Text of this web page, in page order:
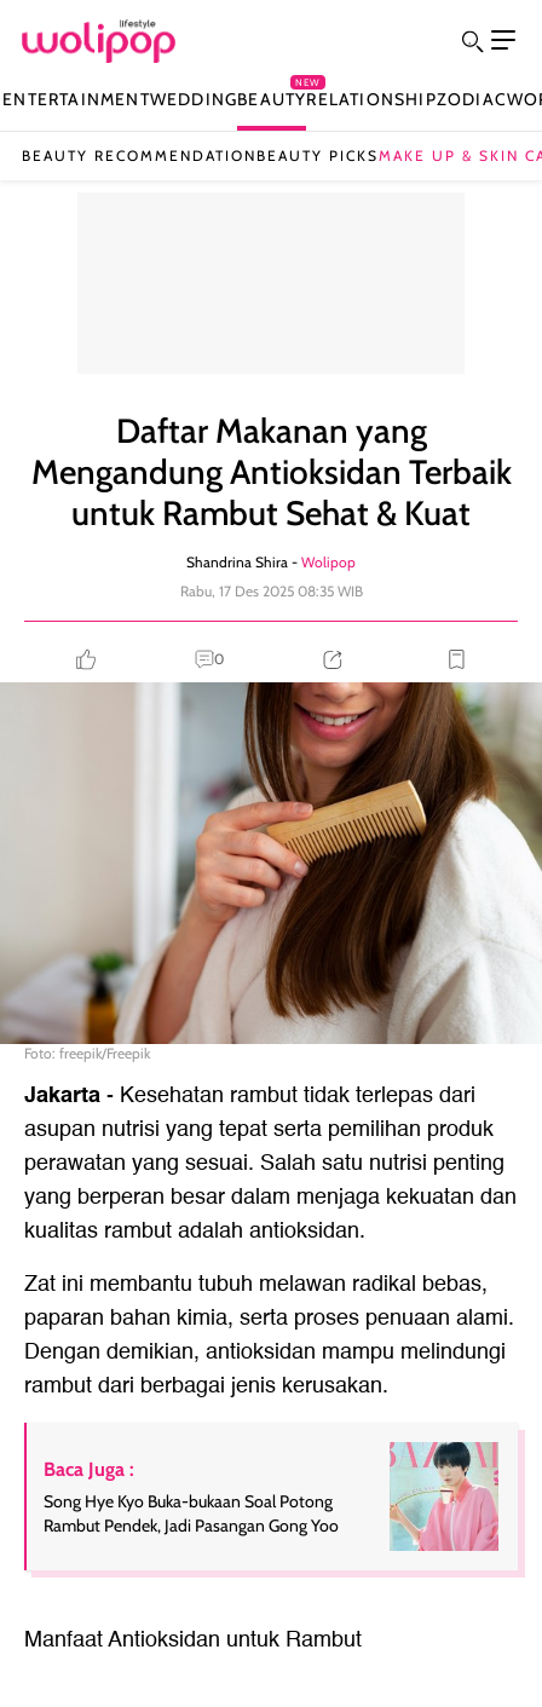
ENTERTAINMENTWEDDINGBEAUTY
NEW
RELATIONSHIPZODIAC
BEAUTY RECOMMENDATION BEAUTY PICKSMAKE UP & SKIN
Daftar Makanan yang
Mengandung Antioksidan Terbaik
untuk Rambut Sehat & Kuat
Shandrina Shira - Wolipop
Rabu, 17 Des 2025 08:35 WIB
0
Foto: freepik/Freepik
Jakarta- Kesehatan rambut tidak terlepas dari
asupan nutrisi yang tepat serta pemilihan produk
perawatan yang sesuai. Salah satu nutrisi penting
yang berperan besar dalam menjaga kekuatan dan
kualitas rambut adalah antioksidan.
Zat ini membantu tubuh melawan radikal bebas,
paparan bahan kimia, serta proses penuaan alami.
Dengan demikian, antioksidan mampu melindungi
rambut dari berbagai jenis kerusakan.
Baca Juga :
Song Hye Kyo Buka-bukaan Soal Potong
Rambut Pendek, Jadi Pasangan Gong Yoo
Manfaat Antioksidan untuk Rambut